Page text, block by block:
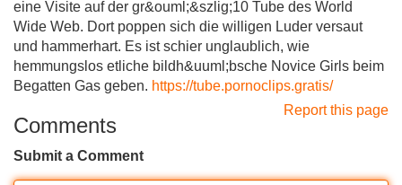
eine Visite auf der gr&ouml;&szlig;10 Tube des World
Wide Web. Dort poppen sich die willigen Luder versaut
und hammerhart. Es ist schier unglaublich, wie
hemmungslos etliche bildh&uuml;bsche Novice Girls beim
Begatten Gas geben. https://tube.pornoclips.gratis/
Report this page
Comments
Submit a Comment